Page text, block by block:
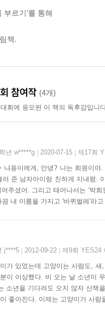
부르기’를 통해
책.
참여작 (4개)
회에 응모된 이 책의 독후감입니
년 w*****g
2020-07-15 제17회
냐옹이에게, 안녕? 나는 희원이
러 준 남자아이랑 친하게 지내렴.
주셨어. 그리고 태어나서는 '박
끔 내 이름을 가지고 '바퀴벌레'라
j****5
2012-09-22 제9회 YES24
가 있었는데 고양이는 사람도,
이 이상했다. 비 오는 날 소년이
소년을 기다려도 오지 않자 산책
좋아진다. 이제는 고양이가 사